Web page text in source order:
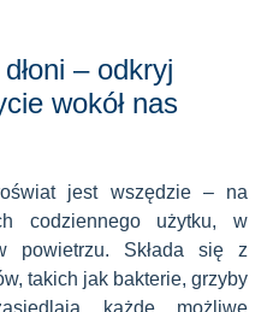
– odkryj
wokół nas
jest wszędzie – na
codziennego użytku, w
powietrzu. Składa się z
takich jak bakterie, grzyby